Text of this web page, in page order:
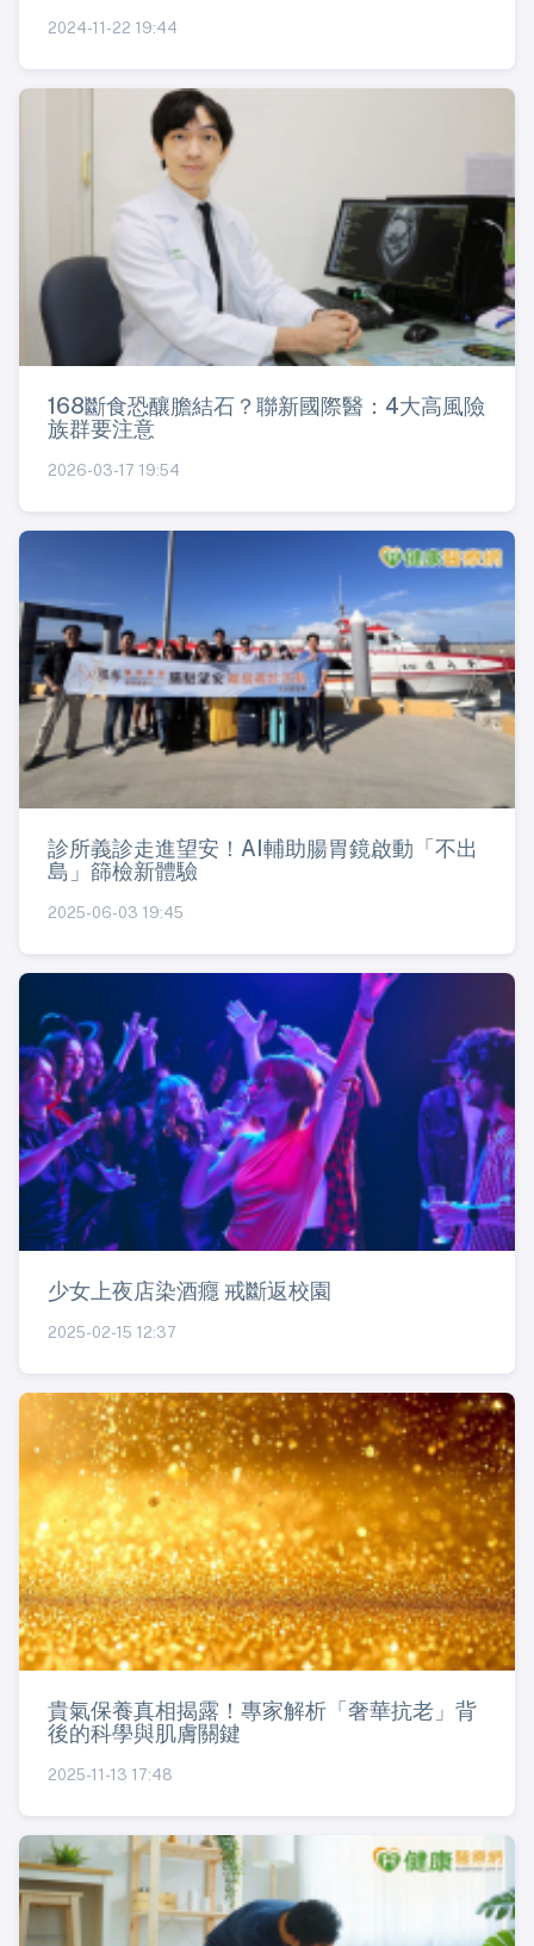
2024-11-22 19:44
168斷食恐釀膽結石？聯新國際醫：4大高風險
族群要注意
2026-03-17 19:54
診所義診走進望安！AI輔助腸胃鏡啟動「不出
島」篩檢新體驗
2025-06-03 19:45
少女上夜店染酒癮 戒斷返校園
2025-02-15 12:37
貴氣保養真相揭露！專家解析「奢華抗老」背
後的科學與肌膚關鍵
2025-11-13 17:48